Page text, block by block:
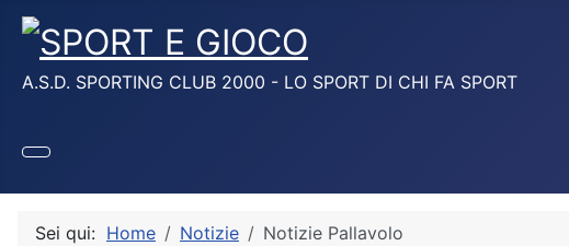
A.S.D. SPORTING CLUB 2000 - LO SPORT DI CHI FA SPORT
Sei qui: Home Notizie Notizie Pallavolo